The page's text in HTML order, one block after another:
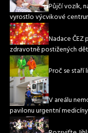
Půjčí vozík,
vyrostlo výcvikové
Nadace
zdravotně postižených
Proč se staří
V areálu
pavilonu urgentní medicíny